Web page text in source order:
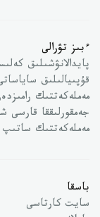
ءبىز تۋرالى
پايدالانۋشىلىق
قۇپىيالىلىق
مەملەكەتتىك
جەمقورلىققا قارسى
مەملەكەتتىك ساتىپ
باسقا
سايت كارتاسى